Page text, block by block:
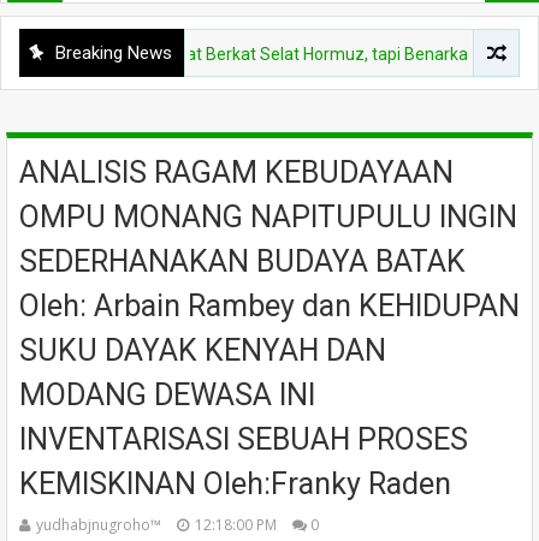
Breaking News
Rupiah Menguat Berkat Selat Hormuz, tapi Benarkah Ini Kabar Baik
ANALISIS RAGAM KEBUDAYAAN
OMPU MONANG NAPITUPULU INGIN
SEDERHANAKAN BUDAYA BATAK
Oleh: Arbain Rambey dan KEHIDUPAN
SUKU DAYAK KENYAH DAN
MODANG DEWASA INI
INVENTARISASI SEBUAH PROSES
KEMISKINAN Oleh:Franky Raden
yudhabjnugroho™️ 12:18:00 PM 0